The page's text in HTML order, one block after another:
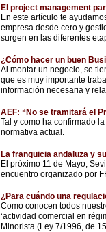
El project management
En este artículo te
empresa desde cero y
surgen en las diferentes
¿Cómo hacer un buen
Al montar un negocio, se
que es muy importante
información necesaria y
AEF: “No se tramitará el
Tal y como ha confirmado
normativa actual.
La franquicia andaluza y
El próximo 11 de Mayo,
encuentro organizado por
¿Para cuándo una
Como conocen todos
‘actividad comercial en
Minorista (Ley 7/1996, de